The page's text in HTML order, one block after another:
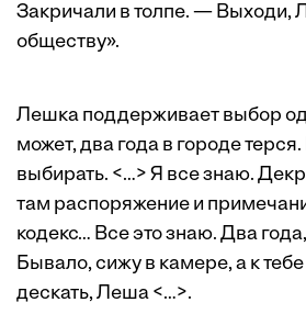
Закричали в толпе. — Выходи,
обществу».
Лешка поддерживает выбор
может, два года в городе
выбирать. <…> Я все знаю.
там распоряжение и
кодекс… Все это знаю. Два
Бывало, сижу в камере, а к
дескать, Леша <…>.